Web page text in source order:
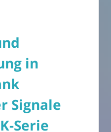
in
Signale
Serie